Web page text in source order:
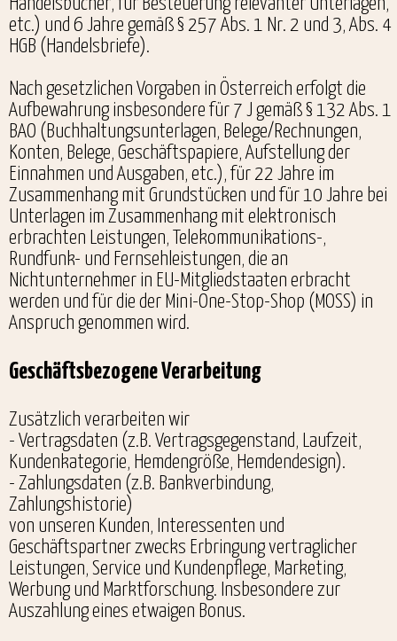
etc.) und 6 Jahre gemäß § 257 Abs. 1 Nr. 2 und 3, Abs. 4
HGB (Handelsbriefe).
Nach gesetzlichen Vorgaben in Österreich erfolgt die
Aufbewahrung insbesondere für 7 J gemäß § 132 Abs. 1
BAO (Buchhaltungsunterlagen, Belege/Rechnungen,
Konten, Belege, Geschäftspapiere, Aufstellung der
Einnahmen und Ausgaben, etc.), für 22 Jahre im
Zusammenhang mit Grundstücken und für 10 Jahre bei
Unterlagen im Zusammenhang mit elektronisch
erbrachten Leistungen, Telekommunikations-,
Rundfunk- und Fernsehleistungen, die an
Nichtunternehmer in EU-Mitgliedstaaten erbracht
werden und für die der Mini-One-Stop-Shop (MOSS) in
Anspruch genommen wird.
Geschäftsbezogene Verarbeitung
Zusätzlich verarbeiten wir
- Vertragsdaten (z.B. Vertragsgegenstand, Laufzeit,
Kundenkategorie, Hemdengröße, Hemdendesign).
- Zahlungsdaten (z.B. Bankverbindung,
Zahlungshistorie)
von unseren Kunden, Interessenten und
Geschäftspartner zwecks Erbringung vertraglicher
Leistungen, Service und Kundenpflege, Marketing,
Werbung und Marktforschung. Insbesondere zur
Auszahlung eines etwaigen Bonus.